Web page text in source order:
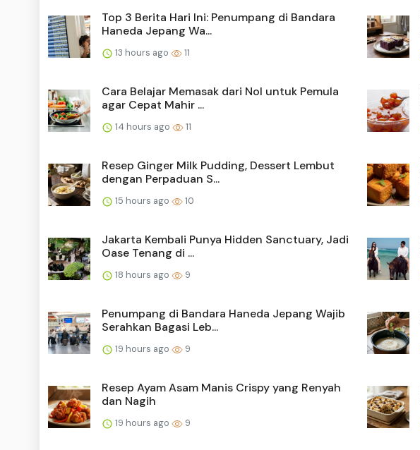
Top 3 Berita Hari Ini: Penumpang di Bandara
Haneda Jepang Wa...
13 hours ago 11
Cara Belajar Memasak dari Nol untuk Pemula
agar Cepat Mahir ...
14 hours ago 11
Resep Ginger Milk Pudding, Dessert Lembut
dengan Perpaduan S...
15 hours ago 10
Jakarta Kembali Punya Hidden Sanctuary, Jadi
Oase Tenang di ...
18 hours ago 9
Penumpang di Bandara Haneda Jepang Wajib
Serahkan Bagasi Leb...
19 hours ago 9
Resep Ayam Asam Manis Crispy yang Renyah
dan Nagih
19 hours ago 9